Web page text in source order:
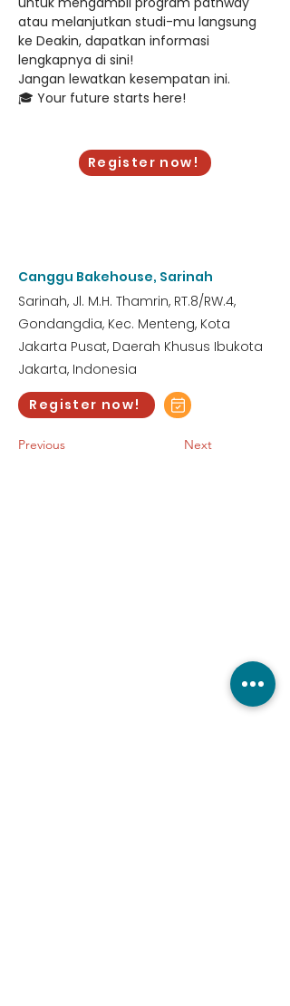
atau melanjutkan studi-mu langsung
ke Deakin, dapatkan informasi
lengkapnya di sini!
Jangan lewatkan kesempatan ini.
🎓 Your future starts here!
Register now!
Canggu Bakehouse, Sarinah
Sarinah, Jl. M.H. Thamrin, RT.8/RW.4,
Gondangdia, Kec. Menteng, Kota
Jakarta Pusat, Daerah Khusus Ibukota
Jakarta, Indonesia
Register now!
Previous Next